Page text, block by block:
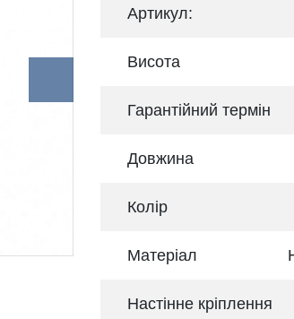
Артикул:
Висота
Гарантійний термін
Довжина
Колір
Матеріал
Настінне кріплення